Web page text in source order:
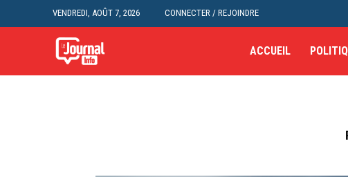
VENDREDI, AOÛT 7, 2026 CONNECTER / REJOINDRE
ACCUEIL